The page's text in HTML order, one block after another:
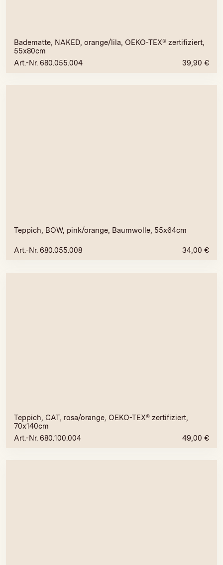
Badematte, NAKED, orange/lila, OEKO-TEX® zertifiziert,
55x80cm
Art.-Nr. 680.055.004
39,90 €
Teppich, BOW, pink/orange, Baumwolle, 55x64cm
Art.-Nr. 680.055.008 34,00 €
Teppich, CAT, rosa/orange, OEKO-TEX® zertifiziert,
70x140cm
Art.-Nr. 680.100.004
49,00 €